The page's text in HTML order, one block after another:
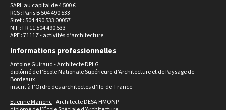
SARL au capital de 4 500 €
RCS : Paris B 504 490 533
Siret : 504 490 533 00057
NIF : FR 11 504 490 533
APE : 7111Z - activités d’architecture
Informations professionnelles
Antoine Guiraud- Architecte DPLG
diplômé de l’École Nationale Supérieure d’Architecture et de Paysage de
Bordeaux
inscrit à l’Ordre des architectes d’Ile-de-France
Etienne Manenc- Architecte DESA HMONP